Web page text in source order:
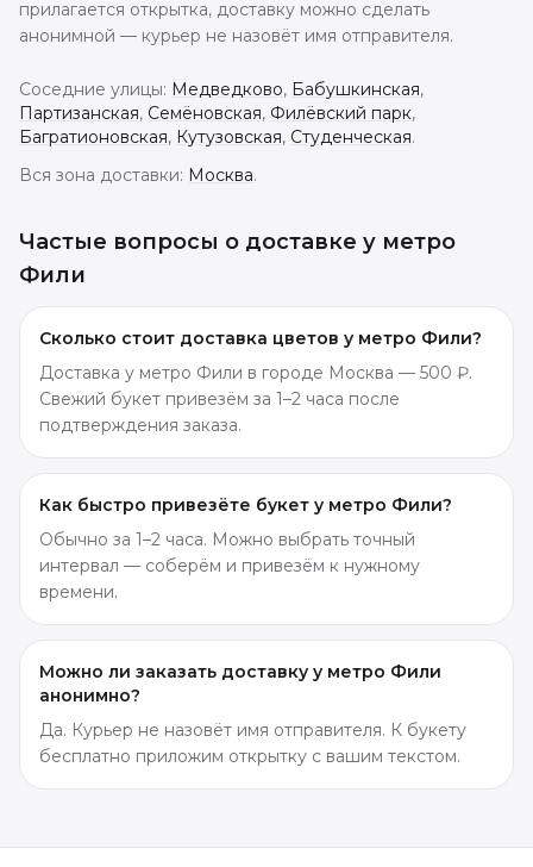
прилагается открытка, доставку можно сделать
анонимной — курьер не назовёт имя отправителя.
Соседние улицы: Медведково, Бабушкинская,
Партизанская, Семёновская, Филёвский парк,
Багратионовская, Кутузовская, Студенческая.
Вся зона доставки: Москва.
Частые вопросы о доставке у метро
Фили
Сколько стоит доставка цветов у метро Фили?
Доставка у метро Фили в городе Москва — 500 ₽.
Свежий букет привезём за 1–2 часа после
подтверждения заказа.
Как быстро привезёте букет у метро Фили?
Обычно за 1–2 часа. Можно выбрать точный
интервал — соберём и привезём к нужному
времени.
Можно ли заказать доставку у метро Фили
анонимно?
Да. Курьер не назовёт имя отправителя. К букету
бесплатно приложим открытку с вашим текстом.